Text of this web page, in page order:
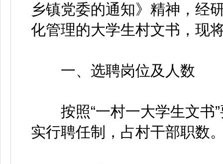
乡镇党委的通知》精神，经
化管理的大学生村文书，现
一、选聘岗位及人数
按照“一村一大学生文书”
实行聘任制，占村干部职数